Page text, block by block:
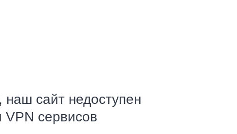
сайт недоступен
VPN сервисов